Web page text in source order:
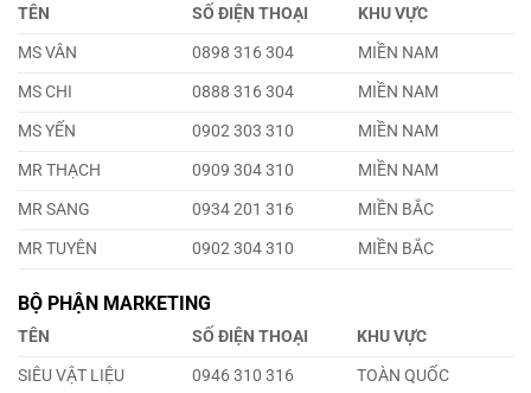
TÊN SỐ ĐIỆN THOẠI
KHU VỰC
MS VÂN
0898 316 304
MIỀN NAM
MS CHI
0888 316 304
MIỀN NAM
MS YẾN
0902 303 310
MIỀN NAM
MR THẠCH
0909 304 310
MIỀN NAM
MR SANG
0934 201 316
MIỀN BẮC
MR TUYÊN
0902 304 310 MIỀN BẮC
BỘ PHẬN MARKETING
TÊN SỐ ĐIỆN THOẠI
KHU VỰC
SIÊU VẬT LIỆU
0946 310 316 TOÀN QUỐC